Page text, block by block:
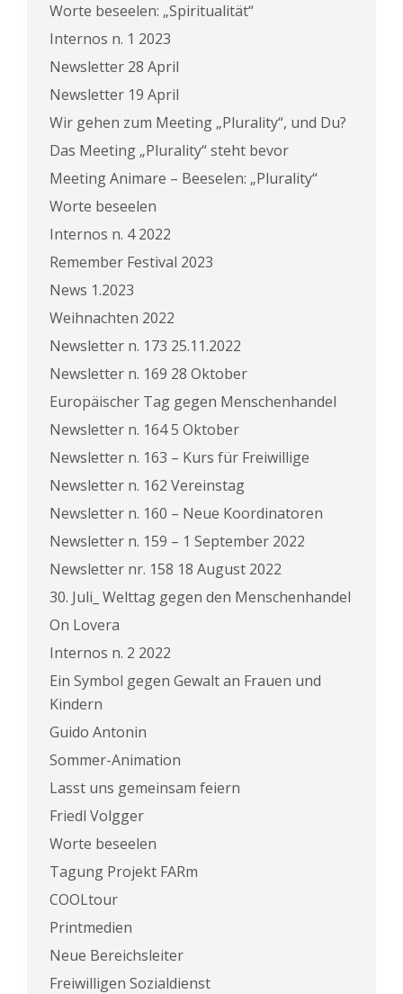
Worte beseelen: „Spiritualität“
Internos n. 1 2023
Newsletter 28 April
Newsletter 19 April
Wir gehen zum Meeting „Plurality“, und Du?
Das Meeting „Plurality“ steht bevor
Meeting Animare – Beeselen: „Plurality“
Worte beseelen
Internos n. 4 2022
Remember Festival 2023
News 1.2023
Weihnachten 2022
Newsletter n. 173 25.11.2022
Newsletter n. 169 28 Oktober
Europäischer Tag gegen Menschenhandel
Newsletter n. 164 5 Oktober
Newsletter n. 163 – Kurs für Freiwillige
Newsletter n. 162 Vereinstag
Newsletter n. 160 – Neue Koordinatoren
Newsletter n. 159 – 1 September 2022
Newsletter nr. 158 18 August 2022
30. Juli_ Welttag gegen den Menschenhandel
On Lovera
Internos n. 2 2022
Ein Symbol gegen Gewalt an Frauen und
Kindern
Guido Antonin
Sommer-Animation
Lasst uns gemeinsam feiern
Friedl Volgger
Worte beseelen
Tagung Projekt FARm
COOLtour
Printmedien
Neue Bereichsleiter
Freiwilligen Sozialdienst